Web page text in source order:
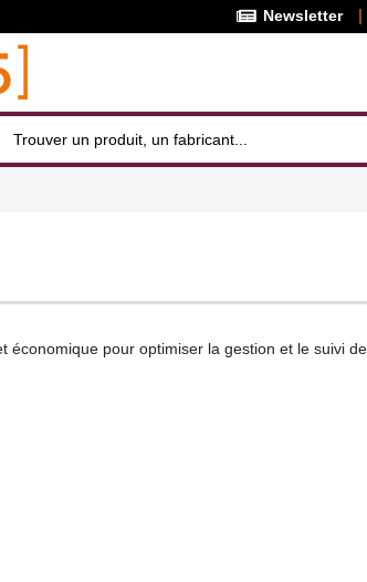
Newsletter
économique pour optimiser la gestion et le suivi